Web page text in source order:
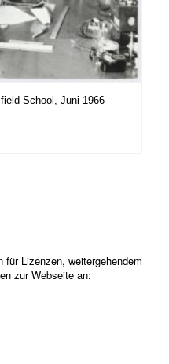
School, Juni 1966
Lizenzen, weitergehendem
zur Webseite an: